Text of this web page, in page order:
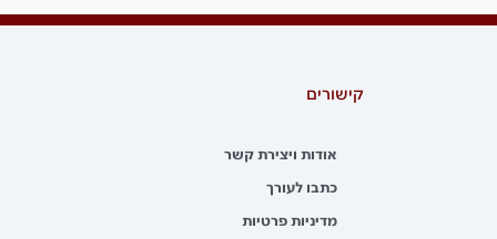
קישורים
אודות ויצירת קשר
כתבו לעורך
מדיניות פרטיות